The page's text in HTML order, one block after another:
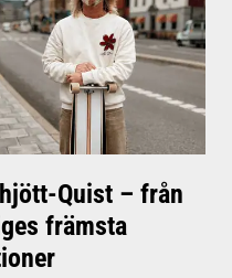
Quist – från
främsta